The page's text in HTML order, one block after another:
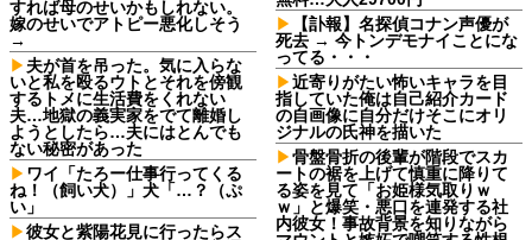
すれば母のせいかもしれない。
嫁のせいでアトピー悪化しそう
→
夫が首を吊った。気に入らな
いと私を殴るウトとそれを傍観
するトメに生活費をくれない
夫…地獄の義実家をでて離婚し
ようとしたら…夫にはとんでも
ない秘密があった
ワイ「たろー仕事行ってくる
ね！（飼い犬）」犬「…？（ぷ
い」
彼女と紫陽花見に行ったらス
【訃報】名探偵コナン声優が
死去 → 今トンデモナイことにな
ってる・・・
近寄りがたい怖いキャラを目
指していた俺は自己紹介カード
の自画像に自分だけそこにオリ
ジナルの氏神を描いた
骨盤骨折の後輩が階段でスカ
ートの裾を上げて慎重に降りて
る姿を見て「お姫様気取りｗ
ｗ」と爆笑・悪口を連発する社
内彼女！事故背景を知りながら